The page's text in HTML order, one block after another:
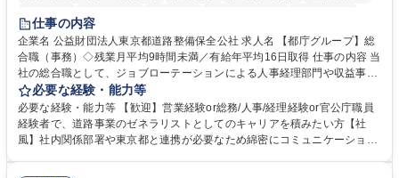
研修あり
退職金あり
駅近5分以内
資格取得手当あり 食事補助あり
仕事の内容
企業名 公益財団法人東京都道路整備保全公社 求人名 【都庁グループ】総
合職（事務）◇残業月平均9時間未満／有給年平均16日取得 仕事の内容 当
社の総合職として、ジョブローテーションによる人事経理部門や収益事業
等のフロント部門の部署等幅広い部署での業務をお任せいたします。研修
制度やキャリア支援が充実しております！ ※下記業務詳細 【業務詳細】■
管理部門：広報、人事、経理など当公社の運営に係る管理業務 ■収益部
門：駐車場の新規開拓、管理運営、新宿駅西口広場の「イベントコーナ
必要な経験・能力等
必要な経験・能力等 【歓迎】営業経験or総務/人事/経理経験or官公庁職員
経験者で、道路事業のゼネラリストとしてのキャリアを積みたい方【社
風】社内関係部署や東京都と連携が必要なため綿密にコミュニケーション